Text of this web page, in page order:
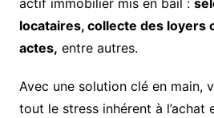
actif immobilier mis en bail :
locataires, collecte des loyers
actes, entre autres.
Avec une solution clé en main,
tout le stress inhérent à l’achat